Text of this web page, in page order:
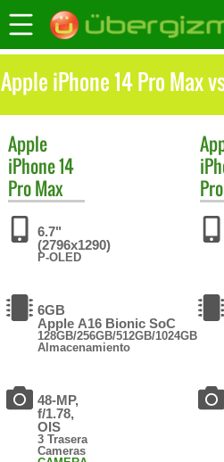
Apple iPhone 14 Pro Max
Apple
iPhone 14
Pro Max
6.7"
(2796x1290)
P-OLED
6GB
Apple A16 Bionic SoC
128GB/256GB/512GB/1024GB
Almacenamiento
48-MP,
f/1.78,
OIS
3 Trasera
Cameras
Pro